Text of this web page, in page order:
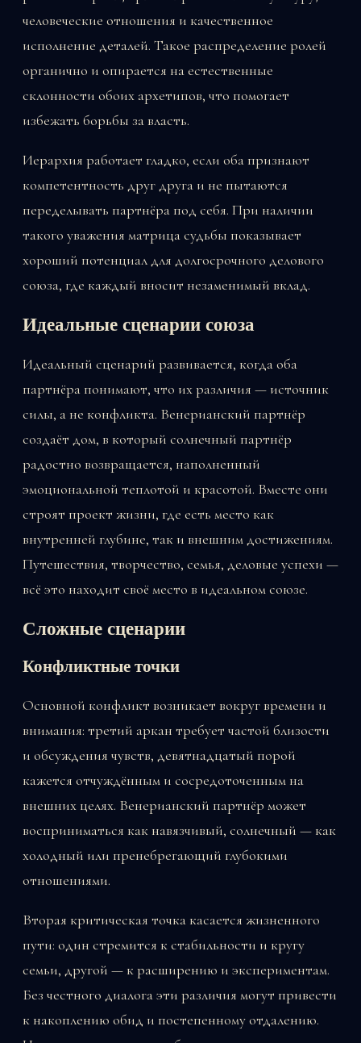
человеческие отношения и качественное
исполнение деталей. Такое распределение ролей
органично и опирается на естественные
склонности обоих архетипов, что помогает
избежать борьбы за власть.
Иерархия работает гладко, если оба признают
компетентность друг друга и не пытаются
переделывать партнёра под себя. При наличии
такого уважения матрица судьбы показывает
хороший потенциал для долгосрочного делового
союза, где каждый вносит незаменимый вклад.
Идеальные сценарии союза
Идеальный сценарий развивается, когда оба
партнёра понимают, что их различия — источник
силы, а не конфликта. Венерианский партнёр
создаёт дом, в который солнечный партнёр
радостно возвращается, наполненный
эмоциональной теплотой и красотой. Вместе они
строят проект жизни, где есть место как
внутренней глубине, так и внешним достижениям.
Путешествия, творчество, семья, деловые успехи —
всё это находит своё место в идеальном союзе.
Сложные сценарии
Конфликтные точки
Основной конфликт возникает вокруг времени и
внимания: третий аркан требует частой близости
и обсуждения чувств, девятнадцатый порой
кажется отчуждённым и сосредоточенным на
внешних целях. Венерианский партнёр может
восприниматься как навязчивый, солнечный — как
холодный или пренебрегающий глубокими
отношениями.
Вторая критическая точка касается жизненного
пути: один стремится к стабильности и кругу
семьи, другой — к расширению и экспериментам.
Без честного диалога эти различия могут привести
к накоплению обид и постепенному отдалению.